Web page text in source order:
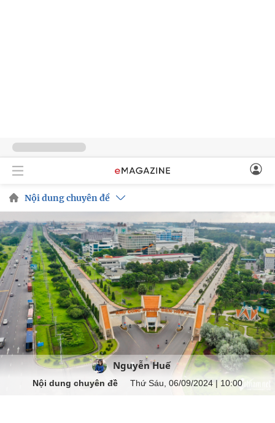
Nội dung chuyên đề
Nguyễn Huế
Nội dung chuyên đề Thứ Sáu, 06/09/2024 | 10:00